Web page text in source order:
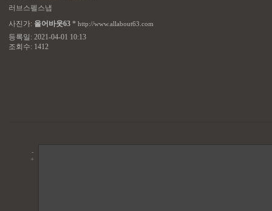
러브스펠스냅
사진가: 올어바웃63 * http://www.allabout63.com
등록일: 2021-04-01 10:13
조회수: 1412
-
+